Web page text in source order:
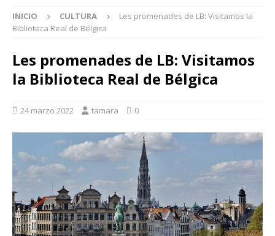
INICIO CULTURA
Les promenades de LB: Visitamos la
Biblioteca Real de Bélgica
Les promenades de LB: Visitamos
la Biblioteca Real de Bélgica
24 marzo 2022 tamara 0